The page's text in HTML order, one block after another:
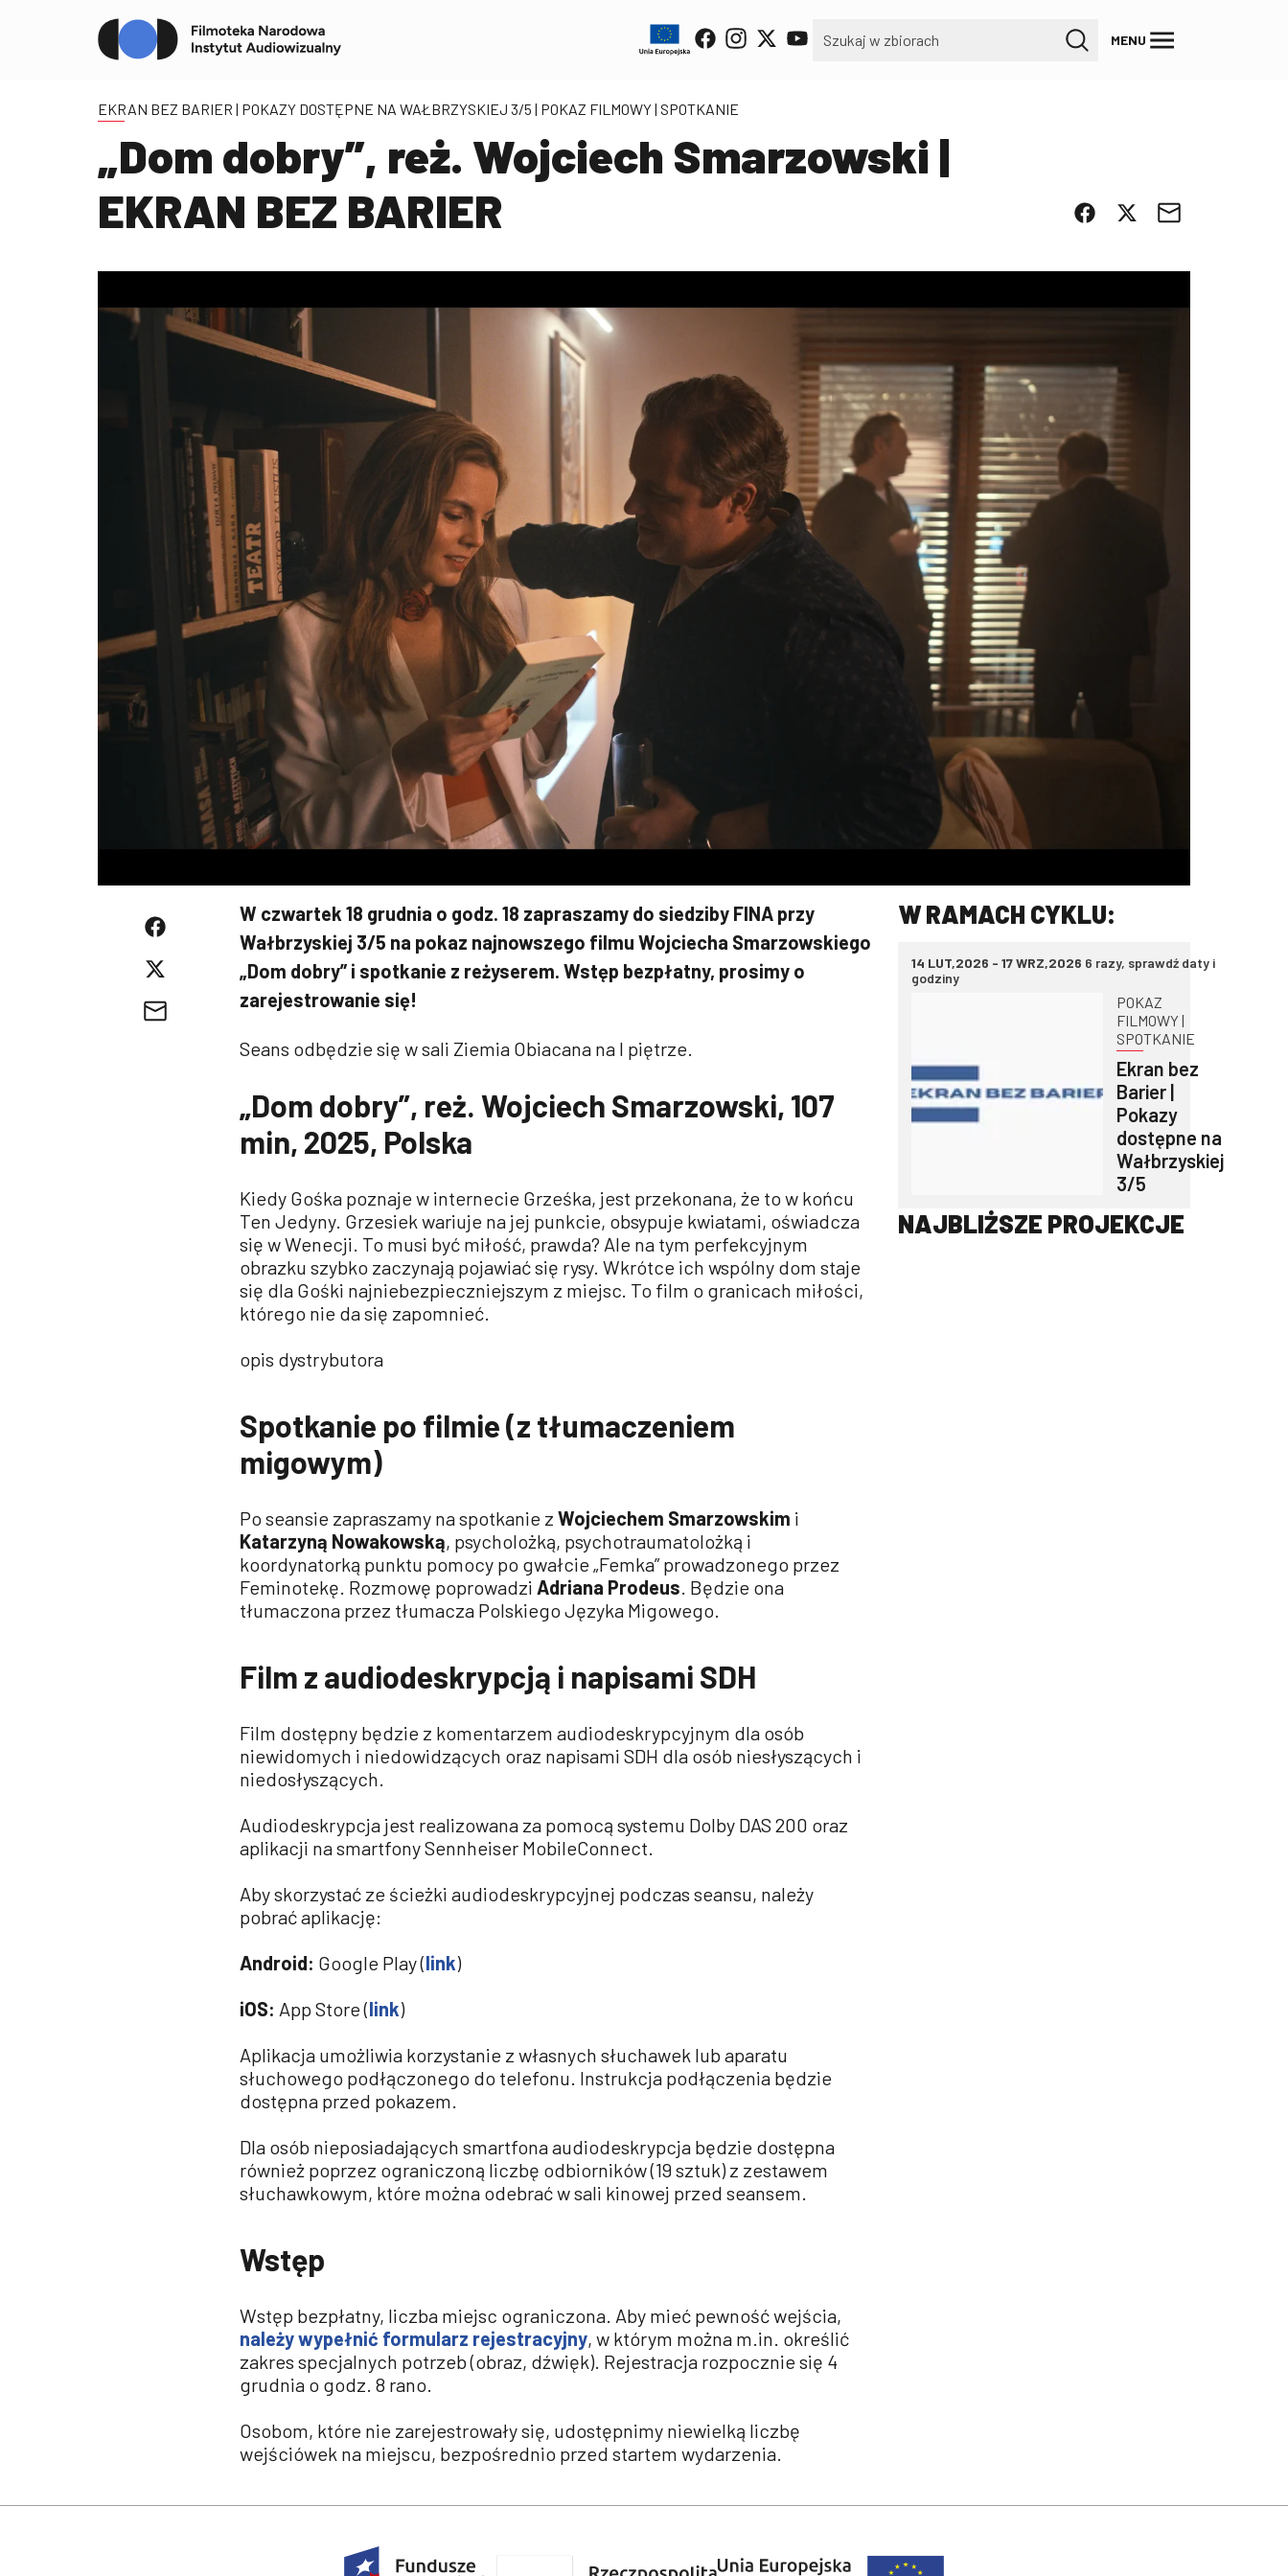
MENU
EKRAN BEZ BARIER | POKAZY DOSTĘPNE NA WAŁBRZYSKIEJ 3/5 | POKAZ FILMOWY | SPOTKANIE
„Dom dobry”, reż. Wojciech Smarzowski |
EKRAN BEZ BARIER
W czwartek 18 grudnia o godz. 18 zapraszamy do siedziby FINA przy
Wałbrzyskiej 3/5 na pokaz najnowszego filmu Wojciecha Smarzowskiego
„Dom dobry” i spotkanie z reżyserem. Wstęp bezpłatny, prosimy o
zarejestrowanie się!
Seans odbędzie się w sali Ziemia Obiacana na I piętrze.
„Dom dobry”, reż. Wojciech Smarzowski, 107
min, 2025, Polska
Kiedy Gośka poznaje w internecie Grześka, jest przekonana, że to w końcu
Ten Jedyny. Grzesiek wariuje na jej punkcie, obsypuje kwiatami, oświadcza
się w Wenecji. To musi być miłość, prawda? Ale na tym perfekcyjnym
obrazku szybko zaczynają pojawiać się rysy. Wkrótce ich wspólny dom staje
się dla Gośki najniebezpieczniejszym z miejsc. To film o granicach miłości,
którego nie da się zapomnieć.
opis dystrybutora
Spotkanie po filmie (z tłumaczeniem
migowym)
Po seansie zapraszamy na spotkanie z Wojciechem Smarzowskim i
Katarzyną Nowakowską, psycholożką, psychotraumatolożką i
koordynatorką punktu pomocy po gwałcie „Femka” prowadzonego przez
Feminotekę. Rozmowę poprowadzi Adriana Prodeus . Będzie ona
tłumaczona przez tłumacza Polskiego Języka Migowego.
Film z audiodeskrypcją i napisami SDH
Film dostępny będzie z komentarzem audiodeskrypcyjnym dla osób
niewidomych i niedowidzących oraz napisami SDH dla osób niesłyszących i
niedosłyszących.
Audiodeskrypcja jest realizowana za pomocą systemu Dolby DAS 200 oraz
aplikacji na smartfony Sennheiser MobileConnect.
Aby skorzystać ze ścieżki audiodeskrypcyjnej podczas seansu, należy
pobrać aplikację:
Android: Google Play (link)
iOS: App Store (link)
Aplikacja umożliwia korzystanie z własnych słuchawek lub aparatu
słuchowego podłączonego do telefonu. Instrukcja podłączenia będzie
dostępna przed pokazem.
Dla osób nieposiadających smartfona audiodeskrypcja będzie dostępna
również poprzez ograniczoną liczbę odbiorników (19 sztuk) z zestawem
słuchawkowym, które można odebrać w sali kinowej przed seansem.
Wstęp
Wstęp bezpłatny, liczba miejsc ograniczona. Aby mieć pewność wejścia,
należy wypełnić formularz rejestracyjny, w którym można m.in. określić
zakres specjalnych potrzeb (obraz, dźwięk). Rejestracja rozpocznie się 4
grudnia o godz. 8 rano.
Osobom, które nie zarejestrowały się, udostępnimy niewielką liczbę
wejściówek na miejscu, bezpośrednio przed startem wydarzenia.
W RAMACH CYKLU:
14 LUT,2026 - 17 WRZ,2026 6 razy, sprawdź daty i
godziny
POKAZ
FILMOWY |
SPOTKANIE
Ekran bez
Barier |
Pokazy
dostępne na
Wałbrzyskiej
3/5
NAJBLIŻSZE PROJEKCJE